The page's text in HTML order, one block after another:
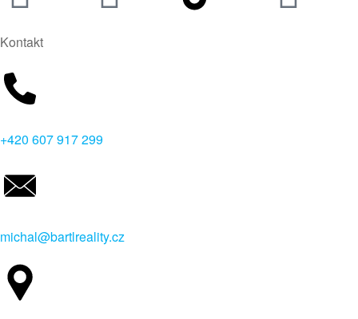
Kontakt
+420 607 917 299
michal@bartlreality.cz